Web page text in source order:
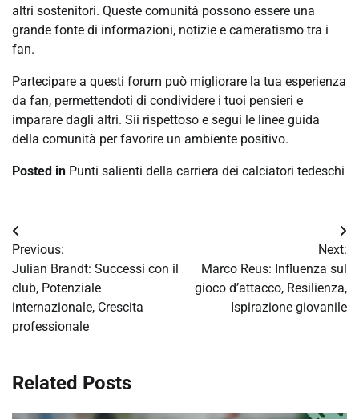
altri sostenitori. Queste comunità possono essere una
grande fonte di informazioni, notizie e cameratismo tra i
fan.
Partecipare a questi forum può migliorare la tua esperienza
da fan, permettendoti di condividere i tuoi pensieri e
imparare dagli altri. Sii rispettoso e segui le linee guida
della comunità per favorire un ambiente positivo.
Posted in Punti salienti della carriera dei calciatori tedeschi
Post
navigation
Previous:
Julian Brandt: Successi con il
club, Potenziale
internazionale, Crescita
professionale
Next:
Marco Reus: Influenza sul
gioco d’attacco, Resilienza,
Ispirazione giovanile
Related Posts